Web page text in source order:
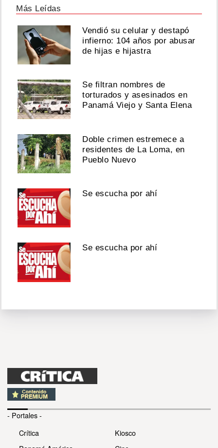
Más Leídas
Vendió su celular y destapó
infierno: 104 años por abusar
de hijas e hijastra
Se filtran nombres de
torturados y asesinados en
Panamá Viejo y Santa Elena
Doble crimen estremece a
residentes de La Loma, en
Pueblo Nuevo
Se escucha por ahí
Se escucha por ahí
- Portales -
Crítica
Kiosco